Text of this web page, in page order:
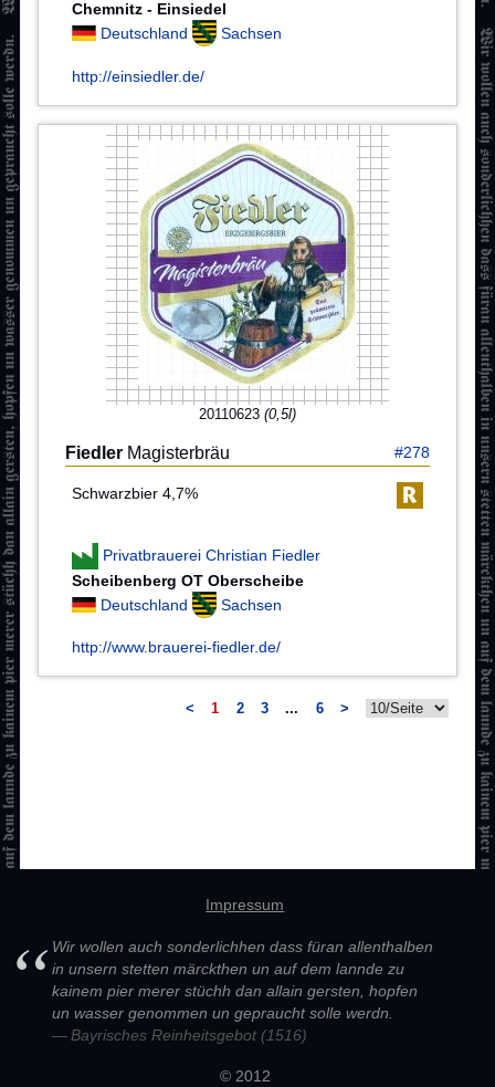
Chemnitz - Einsiedel
Deutschland
Sachsen
http://einsiedler.de/
20110623 (0,5l)
Fiedler Magisterbräu #278
Schwarzbier 4,7%
Privatbrauerei Christian Fiedler
Scheibenberg OT Oberscheibe
Deutschland
Sachsen
http://www.brauerei-fiedler.de/
< 1 2 3 ... 6 >
Impressum
Wir wollen auch sonderlichhen dass füran allenthalben
in unsern stetten märckthen un auf dem lannde zu
kainem pier merer stüchh dan allain gersten, hopfen
un wasser genommen un gepraucht solle werdn.
Bayrisches Reinheitsgebot (1516)
© 2012